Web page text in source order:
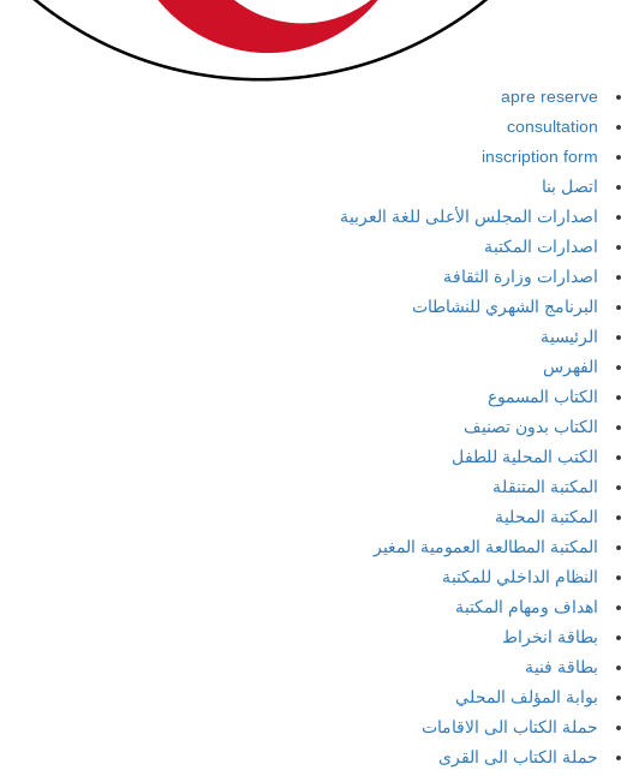
apre reserve
consultation
inscription form
اتصل بنا
اصدارات المجلس الأعلى للغة العربية
اصدارات المكتبة
اصدارات وزارة الثقافة
البرنامج الشهري للنشاطات
الرئيسية
الفهرس
الكتاب المسموع
الكتاب بدون تصنيف
الكتب المحلية للطفل
المكتبة المتنقلة
المكتبة المحلية
المكتبة المطالعة العمومية المغير
النظام الداخلي للمكتبة
اهداف ومهام المكتبة
بطاقة انخراط
بطاقة فنية
بوابة المؤلف المحلي
حملة الكتاب الى الاقامات
حملة الكتاب الى القرى